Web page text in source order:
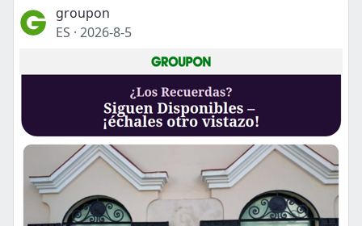
groupon
ES · 2026-8-5